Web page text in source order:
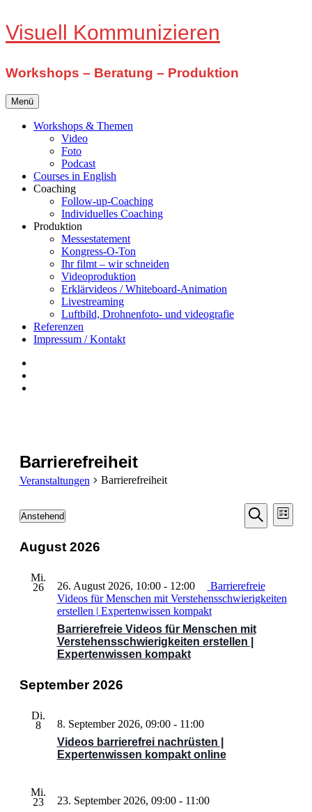
Zum
Inhalt
Visuell Kommunizieren
Workshops – Beratung – Produktion
Menü
Workshops & Themen
Video
Foto
Podcast
Courses in English
Coaching
Follow-up-Coaching
Individuelles Coaching
Produktion
Messestatement
Kongress-O-Ton
Ihr filmt – wir schneiden
Videoproduktion
Erklärvideos / Whiteboard-Animation
Livestreaming
Luftbild, Drohnenfoto- und videografie
Referenzen
Impressum / Kontakt
Barrierefreiheit
Veranstaltungen Barrierefreiheit
Veranstaltungen
Suche
Suche
Liste
Anstehend
wählen.
August 2026
Mi.
26
Barrierefreie Videos für Menschen mit
Verstehensschwierigkeiten erstellen |
Expertenwissen kompakt
26. August 2026, 10:00- 12:00
Barrierefreie
Videos für Menschen mit Verstehensschwierigkeiten
erstellen | Expertenwissen kompakt
September 2026
Di.
8
Videos barrierefrei nachrüsten |
Expertenwissen kompakt online
8. September 2026, 09:00- 11:00
Mi.
23
23. September 2026, 09:00- 11:00